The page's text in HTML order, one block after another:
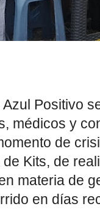
Positivo
médicos y
de
Kits, de
materia de
en días